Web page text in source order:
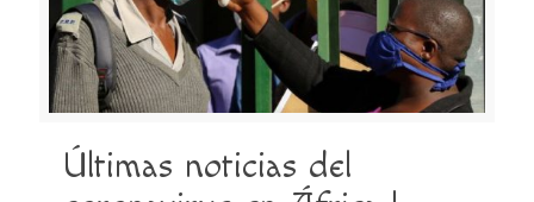
Últimas noticias del